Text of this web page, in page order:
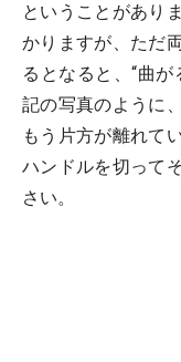
ということがあり
かりますが、ただ
るとなると、“曲
記の写真のように
もう片方が離れて
ハンドルを切って
さい。